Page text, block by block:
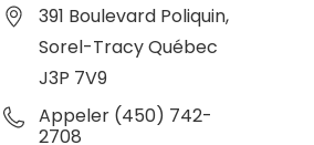
391 Boulevard Poliquin,
Sorel-Tracy Québec
J3P 7V9
Appeler (450) 742-
2708